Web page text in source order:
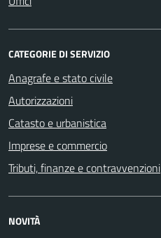
CATEGORIE DI SERVIZIO
Anagrafe e stato civile
Autorizzazioni
Catasto e urbanistica
Imprese e commercio
Tributi, finanze e contravvenzioni
NOVITÀ